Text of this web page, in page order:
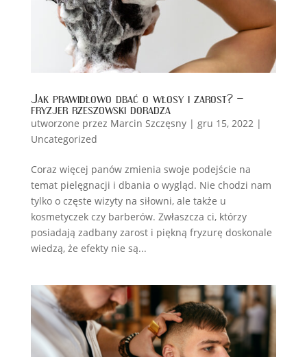
Jak prawidłowo dbać o włosy i zarost? –
fryzjer rzeszowski doradza
utworzone przez Marcin Szczęsny| gru 15, 2022|
Uncategorized
Coraz więcej panów zmienia swoje podejście na
temat pielęgnacji i dbania o wygląd. Nie chodzi nam
tylko o częste wizyty na siłowni, ale także u
kosmetyczek czy barberów. Zwłaszcza ci, którzy
posiadają zadbany zarost i piękną fryzurę doskonale
wiedzą, że efekty nie są...